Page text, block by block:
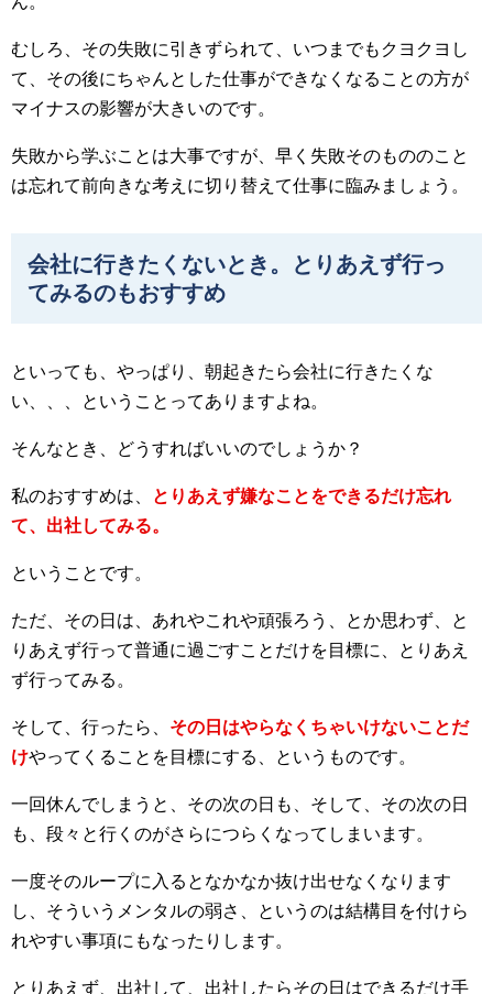
むしろ、その失敗に引きずられて、いつまでもクヨクヨし
て、その後にちゃんとした仕事ができなくなることの方が
マイナスの影響が大きいのです。
失敗から学ぶことは大事ですが、早く失敗そのもののこと
は忘れて前向きな考えに切り替えて仕事に臨みましょう。
会社に行きたくないとき。とりあえず行っ
てみるのもおすすめ
といっても、やっぱり、朝起きたら会社に行きたくな
い、、、ということってありますよね。
そんなとき、どうすればいいのでしょうか？
私のおすすめは、
とりあえず嫌なことをできるだけ忘れ
て、出社してみる。
ということです。
ただ、その日は、あれやこれや頑張ろう、とか思わず、と
りあえず行って普通に過ごすことだけを目標に、とりあえ
ず行ってみる。
そして、行ったら、 その日はやらなくちゃいけないことだ
けやってくることを目標にする、というものです。
一回休んでしまうと、その次の日も、そして、その次の日
も、段々と行くのがさらにつらくなってしまいます。
一度そのループに入るとなかなか抜け出せなくなります
し、そういうメンタルの弱さ、というのは結構目を付けら
れやすい事項にもなったりします。
とりあえず、出社して、出社したらその日はできるだけ手